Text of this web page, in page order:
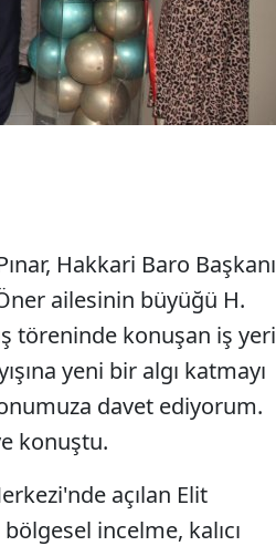
Hakkari Baro Başkanı
ailesinin büyüğü H.
töreninde konuşan iş yeri
yeni bir algı katmayı
davet ediyorum.
konuştu.
açılan Elit
incelme, kalıcı